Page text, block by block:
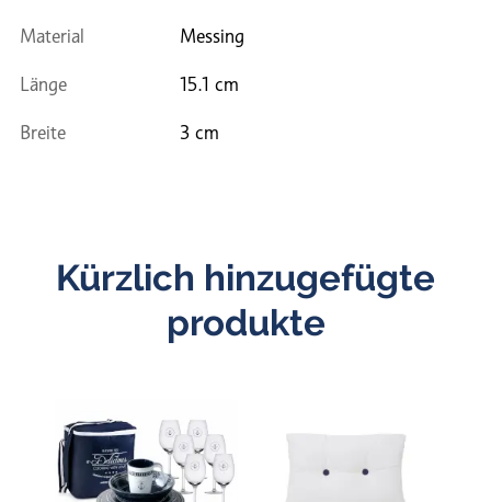
Material Messing
Länge 15.1 cm
Breite 3 cm
Kürzlich hinzugefügte
produkte